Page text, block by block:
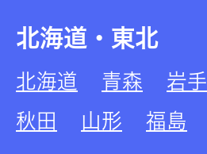
北海道・東北
北海道 青森 岩手
秋田
山形 福島